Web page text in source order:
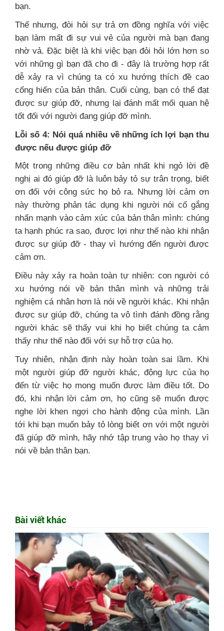
bạn.
Thế nhưng, đòi hỏi sự trả ơn đồng nghĩa với việc
bạn làm mất đi sự vui vẻ của người mà bạn đang
nhờ vả. Đặc biệt là khi việc bạn đỏi hỏi lớn hơn so
với những gì bạn đã cho đi - đây là trường hợp rất
dễ xảy ra vì chúng ta có xu hướng thích đề cao
cống hiến của bản thân. Cuối cùng, bạn có thể đạt
được sự giúp đỡ, nhưng lại đánh mất mối quan hệ
tốt đối với người đang giúp đỡ mình.
Lỗi số 4: Nói quá nhiều về những ích lợi bạn thu
được nếu được giúp đỡ
Một trong những điều cơ bản nhất khi ngỏ lời đề
nghị ai đó giúp đỡ là luôn bảy tỏ sự trân trọng, biết
ơn đối với công sức họ bỏ ra. Nhưng lời cảm ơn
này thường phản tác dụng khi người nói cố gắng
nhấn mạnh vào cảm xúc của bản thân mình: chúng
ta hạnh phúc ra sao, được lợi như thế nào khi nhận
được sự giúp đỡ - thay vì hướng đến người được
cảm ơn.
Điều này xảy ra hoàn toàn tự nhiên: con người có
xu hướng nói về bản thân mình và những trải
nghiệm cá nhân hơn là nói về người khác. Khi nhận
được sự giúp đỡ, chúng ta vô tình đánh đồng rằng
người khác sẽ thấy vui khi họ biết chúng ta cảm
thấy như thế nào đối với sự hỗ trợ của họ.
Tuy nhiên, nhận định này hoàn toàn sai lầm. Khi
một người giúp đỡ người khác, động lực của họ
đến từ việc họ mong muốn được làm điều tốt. Do
đó, khi nhận lời cảm ơn, họ cũng sẽ muốn được
nghe lời khen ngợi cho hành động của mình. Lần
tới khi bạn muốn bảy tỏ lòng biết ơn với một người
đã giúp đỡ mình, hãy nhớ tập trung vào họ thay vì
nói về bản thân bạn.
Bài viết khác